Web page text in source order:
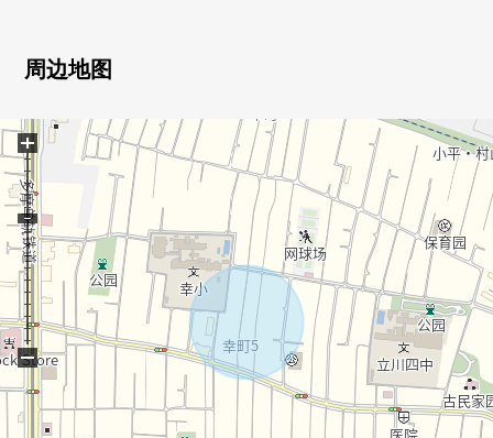
・在约15.0 LDK好用的空间
・有书斋，可以用途
・与家族的会话兴奋起来的开放式厨房
■ 在找想要的家方面给予帮助的━━━━━・・・
房源的详细、需讨论是如有意向，请跟我们联系。
周边地图
+
−